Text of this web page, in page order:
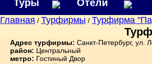
Туры Отели
Главная / Турфирмы / Турфирма
Адрес турфирмы: Санкт-Петербург, ул.
район: Центральный
метро: Гостиный Двор